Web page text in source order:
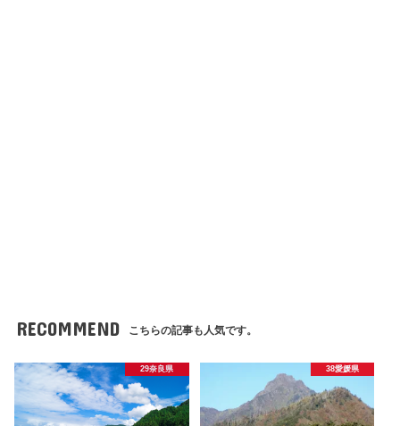
RECOMMEND こちらの記事も人気です。
29奈良県 38愛媛県